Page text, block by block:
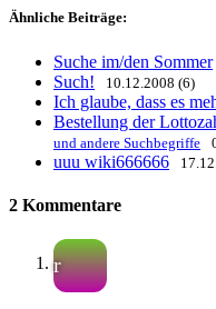
Ähnliche Beiträge:
Suche im/den Sommer
Such! 10.12.2008 (6)
Ich glaube, dass es
Bestellung der
und andere Suchbegriffe
uuu wiki666666
2 Kommentare
r